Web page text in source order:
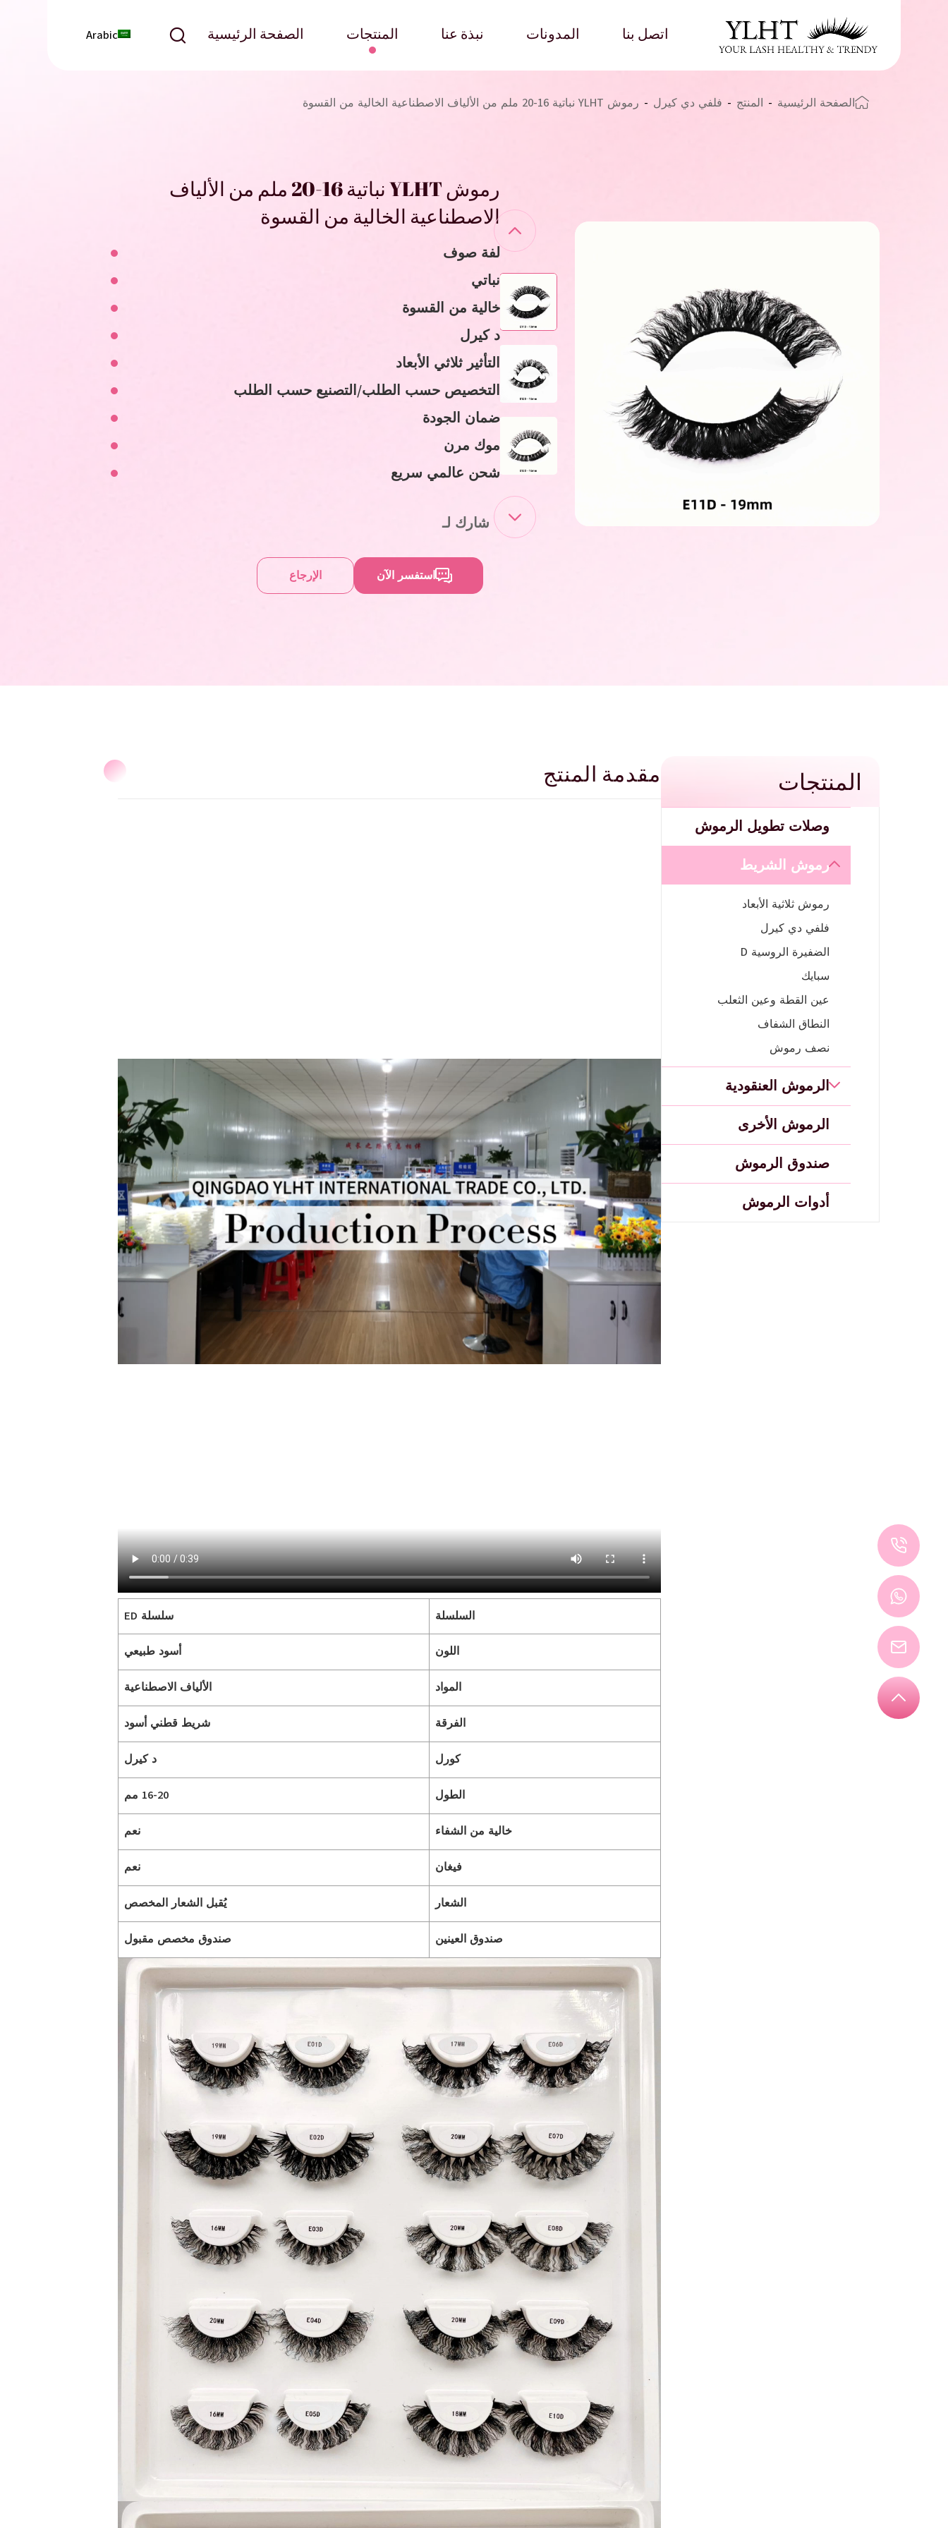
الصفحة الرئيسية المنتجات نبذة عنا المدونات اتصل بنا Arabic
الصفحة الرئيسية - المنتج - فلفي دي كيرل - رموش YLHT نباتية 16-20 ملم من الألياف الاصطناعية الخالية من القسوة
رموش YLHT نباتية 16-20 ملم من الألياف
الاصطناعية الخالية من القسوة
لفة صوف
نباتي
خالية من القسوة
د كيرل
التأثير ثلاثي الأبعاد
التخصيص حسب الطلب/التصنيع حسب الطلب
ضمان الجودة
موك مرن
شحن عالمي سريع
شارك لـ
استفسر الآن الإرجاع
المنتجات
وصلات تطويل الرموش
رموش الشريط
رموش ثلاثية الأبعاد
فلفي دي كيرل
الضفيرة الروسية D
سبايك
عين القطة وعين الثعلب
النطاق الشفاف
نصف رموش
الرموش العنقودية
الرموش الأخرى
صندوق الرموش
أدوات الرموش
مقدمة المنتج
السلسلة سلسلة ED
اللون أسود طبيعي
المواد الألياف الاصطناعية
الفرقة شريط قطني أسود
كورل د كيرل
الطول 16-20 مم
خالية من الشفاء نعم
فيغان نعم
الشعار يُقبل الشعار المخصص
صندوق العينين صندوق مخصص مقبول